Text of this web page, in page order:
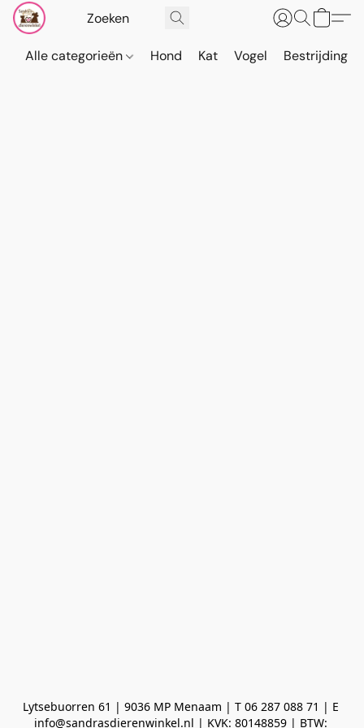
Alle categorieën Hond Kat Vogel Bestrijding
Lytsebuorren 61 | 9036 MP Menaam | T 06 287 088 71 | E
info@sandrasdierenwinkel.nl | KVK: 80148859 | BTW: